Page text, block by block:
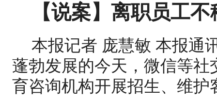
【说案】离职员工
本报记者 庞慧敏 本报通
蓬勃发展的今天，微信等
育咨询机构开展招生、维